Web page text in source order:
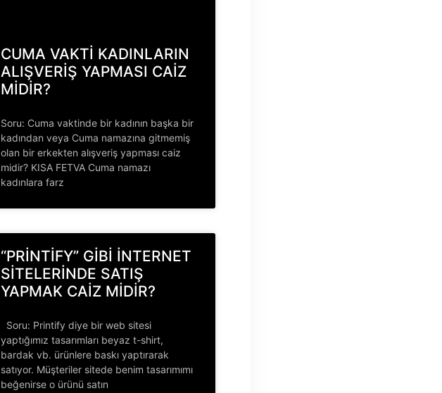
CUMA VAKTİ KADINLARIN
ALIŞVERİŞ YAPMASI CAİZ
MİDİR?
Soru: Cuma vaktinde bir kadının başka bir
kadından veya Cuma namazına gitmemiş
olan bir erkekten alışveriş yapması caiz
midir? KISA FETVA Cuma namazı
kadınlara farz
“PRİNTİFY” GİBİ İNTERNET
SİTELERİNDE SATIŞ
YAPMAK CAİZ MİDİR?
Soru: Printify diye bir web sitesi
yaptığımız tasarımları beyaz t-shirt,
bardak vb. ürünlere baskı yaptırarak
satıyor. Müşteriler sitede benim tasarımımı
beğenirse o ürünü satın